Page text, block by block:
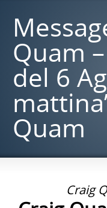
Quam
del 6
Quam
Craig